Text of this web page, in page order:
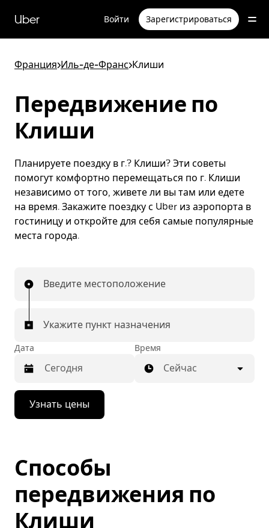
перейти
к
Uber Войти Зарегистрироваться
Франция>Иль-де-Франс>Клиши
Передвижение по
Клиши
Планируете поездку в г.? Клиши? Эти советы
помогут комфортно перемещаться по г. Клиши
независимо от того, живете ли вы там или едете
на время. Закажите поездку с Uber из аэропорта в
гостиницу и откройте для себя самые популярные
места города.
Введите местоположение
Укажите пункт назначения
Дата
Нажмите
стрелку
вниз,
календарю
и
дату.
Чтобы
закрыть
Время
Сейчас
Узнать цены
Способы
передвижения по
Клиши